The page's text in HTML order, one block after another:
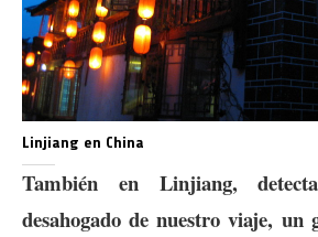
Linjiang en China
También en Linjiang,
desahogado de nuestro viaje,